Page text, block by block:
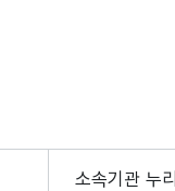
소속기관 누